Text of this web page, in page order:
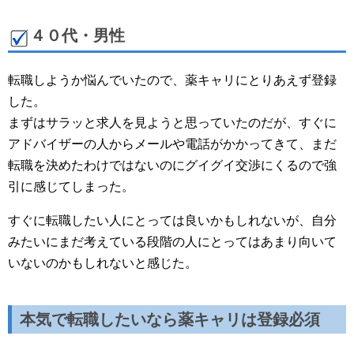
４０代・男性
転職しようか悩んでいたので、薬キャリにとりあえず登録
した。
まずはサラッと求人を見ようと思っていたのだが、すぐに
アドバイザーの人からメールや電話がかかってきて、まだ
転職を決めたわけではないのにグイグイ交渉にくるので強
引に感じてしまった。
すぐに転職したい人にとっては良いかもしれないが、自分
みたいにまだ考えている段階の人にとってはあまり向いて
いないのかもしれないと感じた。
本気で転職したいなら薬キャリは登録必須